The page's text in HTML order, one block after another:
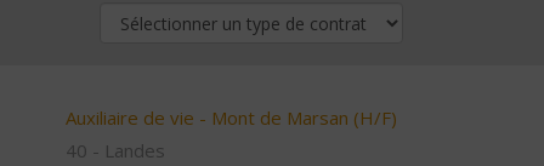
Auxiliaire de vie - Mont de Marsan (H/F)
40 - Landes